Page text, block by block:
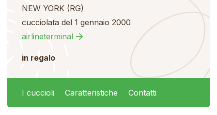
NEW YORK (RG)
cucciolata del 1 gennaio 2000
airlineterminal
in regalo
I cuccioli Caratteristiche Contatti